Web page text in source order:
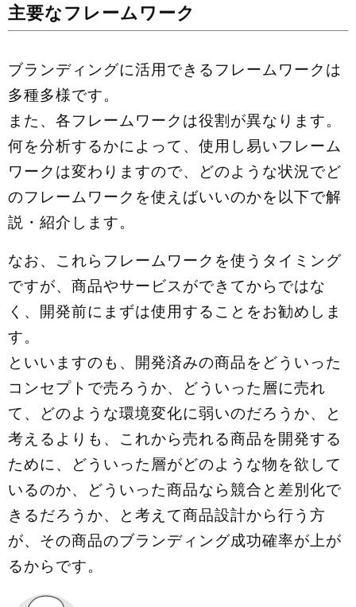
主要なフレームワーク
ブランディングに活用できるフレームワークは
多種多様です。
また、各フレームワークは役割が異なります。
何を分析するかによって、使用し易いフレーム
ワークは変わりますので、どのような状況でど
のフレームワークを使えばいいのかを以下で解
説・紹介します。
なお、これらフレームワークを使うタイミング
ですが、商品やサービスができてからではな
く、開発前にまずは使用することをお勧めしま
す。
といいますのも、開発済みの商品をどういった
コンセプトで売ろうか、どういった層に売れ
て、どのような環境変化に弱いのだろうか、と
考えるよりも、これから売れる商品を開発する
ために、どういった層がどのような物を欲して
いるのか、どういった商品なら競合と差別化で
きるだろうか、と考えて商品設計から行う方
が、その商品のブランディング成功確率が上が
るからです。